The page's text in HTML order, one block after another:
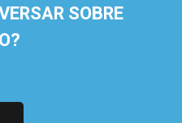
SOBRE